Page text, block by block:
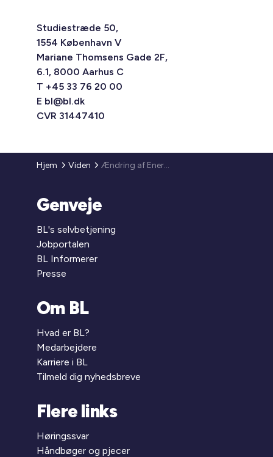
Studiestræde 50,
1554 København V
Mariane Thomsens Gade 2F,
6.1, 8000 Aarhus C
T +45 33 76 20 00
E bl@bl.dk
CVR 31447410
Hjem Viden Ændring af Energioplysningsbekendtgørelsen
Genveje
BL's selvbetjening
Jobportalen
BL Informerer
Presse
Om BL
Hvad er BL?
Medarbejdere
Karriere i BL
Tilmeld dig nyhedsbreve
Flere links
Høringssvar
Håndbøger og pjecer